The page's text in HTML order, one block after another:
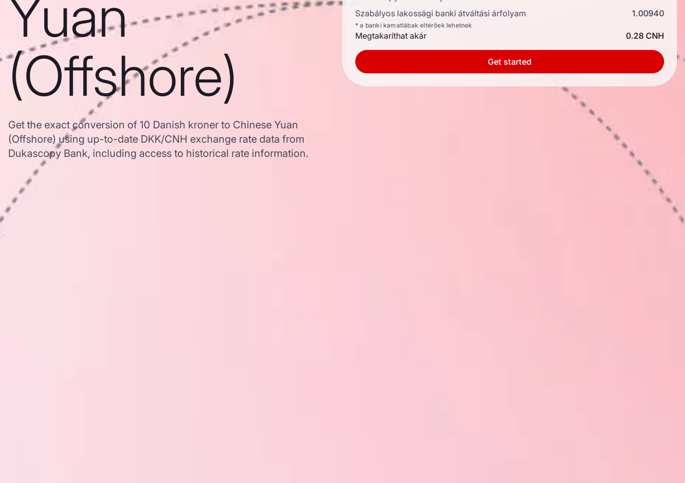
Yuan
(Offshore)
Get the exact conversion of 10 Danish kroner to Chinese Yuan
(Offshore) using up-to-date DKK/CNH exchange rate data from
Dukascopy Bank, including access to historical rate information.
Szabályos lakossági banki átváltási árfolyam
1.00940
* a banki kamatlábak eltérőek lehetnek
Megtakaríthat akár 0.28 CNH
Get started